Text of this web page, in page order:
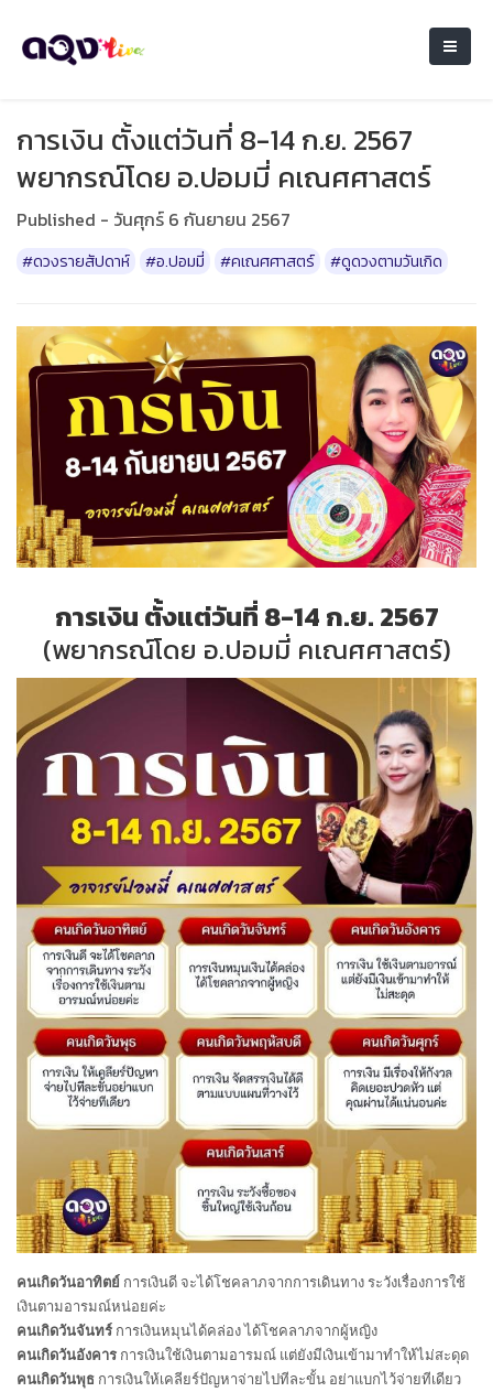
การเงิน ตั้งแต่วันที่ 8-14 ก.ย. 2567
พยากรณ์โดย อ.ปอมมี่ คเณศศาสตร์
Published - วันศุกร์ 6 กันยายน 2567
#ดวงรายสัปดาห์ #อ.ปอมมี่ #คเณศศาสตร์ #ดูดวงตามวันเกิด
การเงิน ตั้งแต่วันที่ 8-14 ก.ย. 2567
(พยากรณ์โดย อ.ปอมมี่ คเณศศาสตร์)
คนเกิดวันอาทิตย์ การเงินดี จะได้โชคลาภจากการเดินทาง ระวังเรื่องการใช้
เงินตามอารมณ์หน่อยค่ะ
คนเกิดวันจันทร์ การเงินหมุนได้คล่อง ได้โชคลาภจากผู้หญิง
คนเกิดวันอังคาร การเงินใช้เงินตามอารมณ์ แต่ยังมีเงินเข้ามาทำให้ไม่สะดุด
คนเกิดวันพุธ การเงินให้เคลียร์ปัญหาจ่ายไปทีละขั้น อย่าแบกไว้จ่ายทีเดียว